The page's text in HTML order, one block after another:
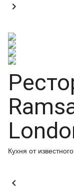

Кухня от
